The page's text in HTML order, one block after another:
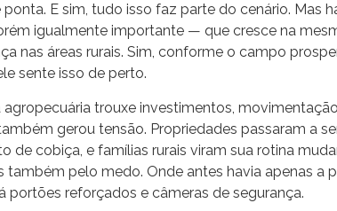
E sim, tudo isso faz parte do cenário. Mas
igualmente importante — que cresce na
nas áreas rurais. Sim, conforme o campo
sente isso de perto.
agropecuária trouxe investimentos,
gerou tensão. Propriedades passaram a
de cobiça, e famílias rurais viram sua rotina
também pelo medo. Onde antes havia apenas a
portões reforçados e câmeras de segurança.